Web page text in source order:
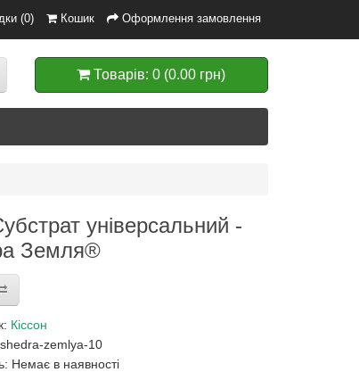
(0) Кошик Оформлення замовлення
Товарів: 0 (0.00 грн)
універсальний -
Земля®
Кіссон
zemlya-10
Немає в наявності